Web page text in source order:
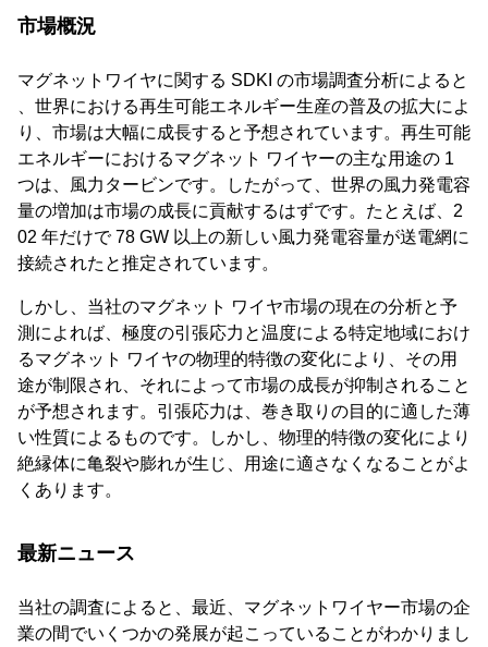
市場概況
マグネットワイヤに関する SDKI の市場調査分析によると
、世界における再生可能エネルギー生産の普及の拡大によ
り、市場は大幅に成長すると予想されています。再生可能
エネルギーにおけるマグネット ワイヤーの主な用途の 1
つは、風力タービンです。したがって、世界の風力発電容
量の増加は市場の成長に貢献するはずです。たとえば、2
02 年だけで 78 GW 以上の新しい風力発電容量が送電網に
接続されたと推定されています。
しかし、当社のマグネット ワイヤ市場の現在の分析と予
測によれば、極度の引張応力と温度による特定地域におけ
るマグネット ワイヤの物理的特徴の変化により、その用
途が制限され、それによって市場の成長が抑制されること
が予想されます。引張応力は、巻き取りの目的に適した薄
い性質によるものです。しかし、物理的特徴の変化により
絶縁体に亀裂や膨れが生じ、用途に適さなくなることがよ
くあります。
最新ニュース
当社の調査によると、最近、マグネットワイヤー市場の企
業の間でいくつかの発展が起こっていることがわかりまし